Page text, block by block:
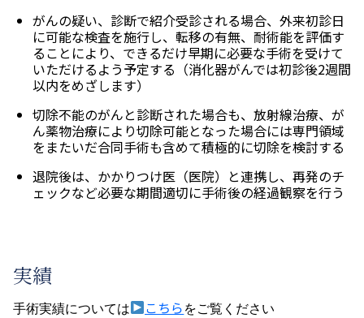
がんの疑い、診断で紹介受診される場合、外来初診日
に可能な検査を施行し、転移の有無、耐術能を評価す
ることにより、できるだけ早期に必要な手術を受けて
いただけるよう予定する（消化器がんでは初診後2週間
以内をめざします）
切除不能のがんと診断された場合も、放射線治療、が
ん薬物治療により切除可能となった場合には専門領域
をまたいだ合同手術も含めて積極的に切除を検討する
退院後は、かかりつけ医（医院）と連携し、再発のチ
ェックなど必要な期間適切に手術後の経過観察を行う
実績
手術実績については こちら をご覧ください